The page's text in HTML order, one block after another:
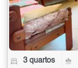
3 quartos